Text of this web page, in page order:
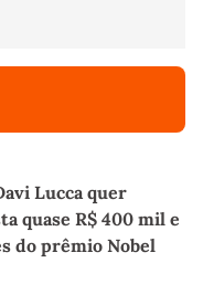
Lucca quer
quase R$ 400 mil e
do prêmio Nobel